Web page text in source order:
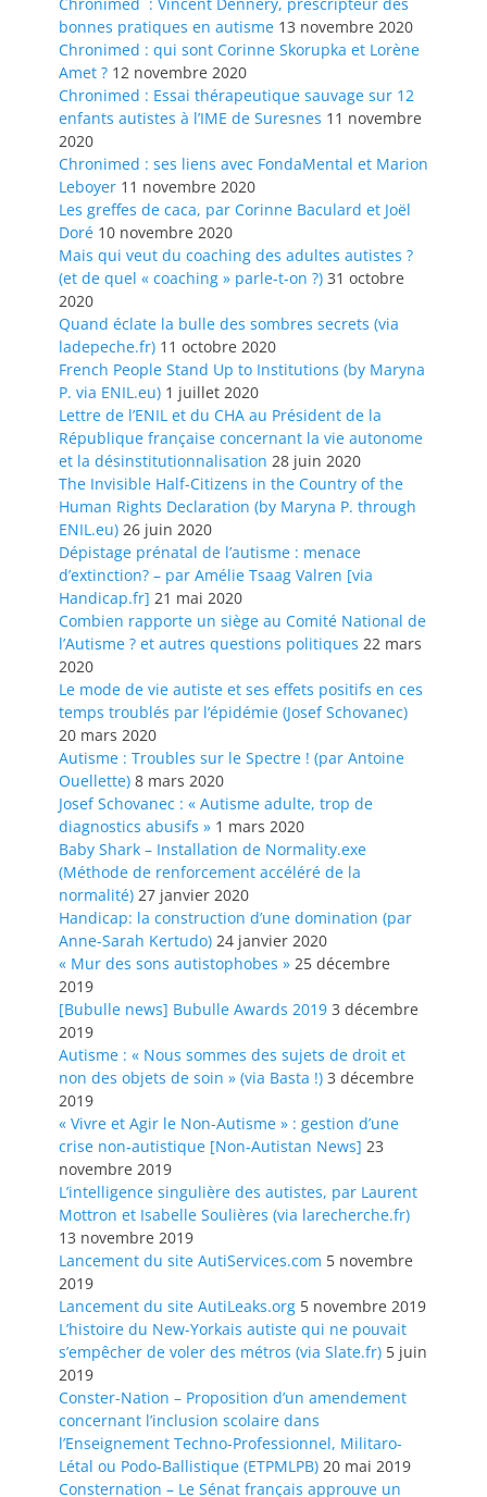
bonnes pratiques en autisme 13 novembre 2020
Chronimed : qui sont Corinne Skorupka et Lorène
Amet ? 12 novembre 2020
Chronimed : Essai thérapeutique sauvage sur 12
enfants autistes à l’IME de Suresnes 11 novembre
2020
Chronimed : ses liens avec FondaMental et Marion
Leboyer 11 novembre 2020
Les greffes de caca, par Corinne Baculard et Joël
Doré 10 novembre 2020
Mais qui veut du coaching des adultes autistes ?
(et de quel « coaching » parle-t-on ?) 31 octobre
2020
Quand éclate la bulle des sombres secrets (via
ladepeche.fr) 11 octobre 2020
French People Stand Up to Institutions (by Maryna
P. via ENIL.eu) 1 juillet 2020
Lettre de l’ENIL et du CHA au Président de la
République française concernant la vie autonome
et la désinstitutionnalisation 28 juin 2020
The Invisible Half-Citizens in the Country of the
Human Rights Declaration (by Maryna P. through
ENIL.eu) 26 juin 2020
Dépistage prénatal de l’autisme : menace
d’extinction? – par Amélie Tsaag Valren [via
Handicap.fr] 21 mai 2020
Combien rapporte un siège au Comité National de
l’Autisme ? et autres questions politiques 22 mars
2020
Le mode de vie autiste et ses effets positifs en ces
temps troublés par l’épidémie (Josef Schovanec)
20 mars 2020
Autisme : Troubles sur le Spectre ! (par Antoine
Ouellette) 8 mars 2020
Josef Schovanec : « Autisme adulte, trop de
diagnostics abusifs » 1 mars 2020
Baby Shark – Installation de Normality.exe
(Méthode de renforcement accéléré de la
normalité) 27 janvier 2020
Handicap: la construction d’une domination (par
Anne-Sarah Kertudo) 24 janvier 2020
« Mur des sons autistophobes » 25 décembre
2019
[Bubulle news] Bubulle Awards 2019 3 décembre
2019
Autisme : « Nous sommes des sujets de droit et
non des objets de soin » (via Basta !) 3 décembre
2019
« Vivre et Agir le Non-Autisme » : gestion d’une
crise non-autistique [Non-Autistan News] 23
novembre 2019
L’intelligence singulière des autistes, par Laurent
Mottron et Isabelle Soulières (via larecherche.fr)
13 novembre 2019
Lancement du site AutiServices.com 5 novembre
2019
Lancement du site AutiLeaks.org 5 novembre 2019
L’histoire du New-Yorkais autiste qui ne pouvait
s’empêcher de voler des métros (via Slate.fr) 5 juin
2019
Conster-Nation – Proposition d’un amendement
concernant l’inclusion scolaire dans
l’Enseignement Techno-Professionnel, Militaro-
Létal ou Podo-Ballistique (ETPMLPB) 20 mai 2019
Consternation – Le Sénat français approuve un